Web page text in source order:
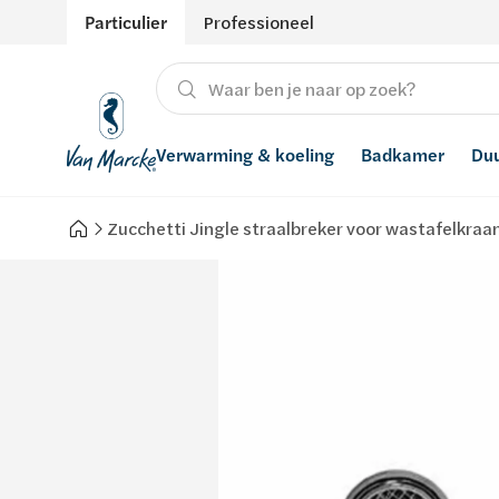
Particulier Professioneel
Verwarming & koeling
Verwarming
Badkamer
Producten
Hernieuwbare energie
Waterontharders
Zucchetti Jingle straalbreker voor